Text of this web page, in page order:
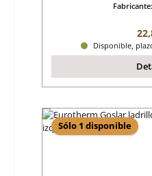
Fabricante:
Disponible,
Sólo 1 disponible